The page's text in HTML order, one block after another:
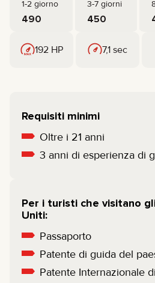
1-2 giorno 3-7 giorni
490 450
192 HP 7,1 sec
Requisiti minimi
Oltre i 21 anni
3 anni di esperienza di
Per i turisti che visitano
Uniti:
Passaporto
Patente di guida del
Patente Internazionale